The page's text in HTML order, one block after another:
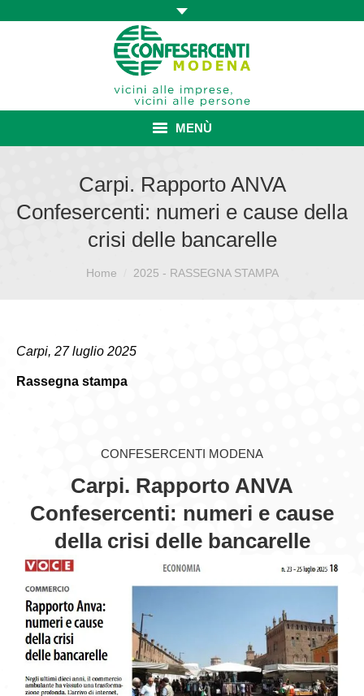
MENÙ
ASSOCIAZIONE
ISCRIZIONE E VANTAGGI
SERVIZI
GIOVEDÌ GASTRONOMICI
Carpi. Rapporto ANVA
Confesercenti: numeri e cause della
crisi delle bancarelle
Home 2025 - RASSEGNA STAMPA
Carpi, 27 luglio 2025
Rassegna stampa
CONFESERCENTI MODENA
Carpi. Rapporto ANVA
Confesercenti: numeri e cause
della crisi delle bancarelle